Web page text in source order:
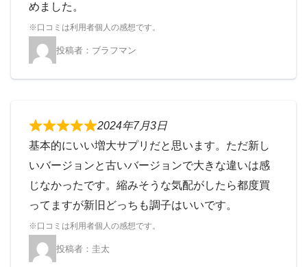
めました。
ブラフマン
2024年7月3日
基本的にいい増大サプリだと思います。ただ新し
いバージョンと古いバージョンで大きな違いは感
じなかったです。縮みそうな気配がしたら都度買
ってますが新旧どっちも調子はいいです。
圭太